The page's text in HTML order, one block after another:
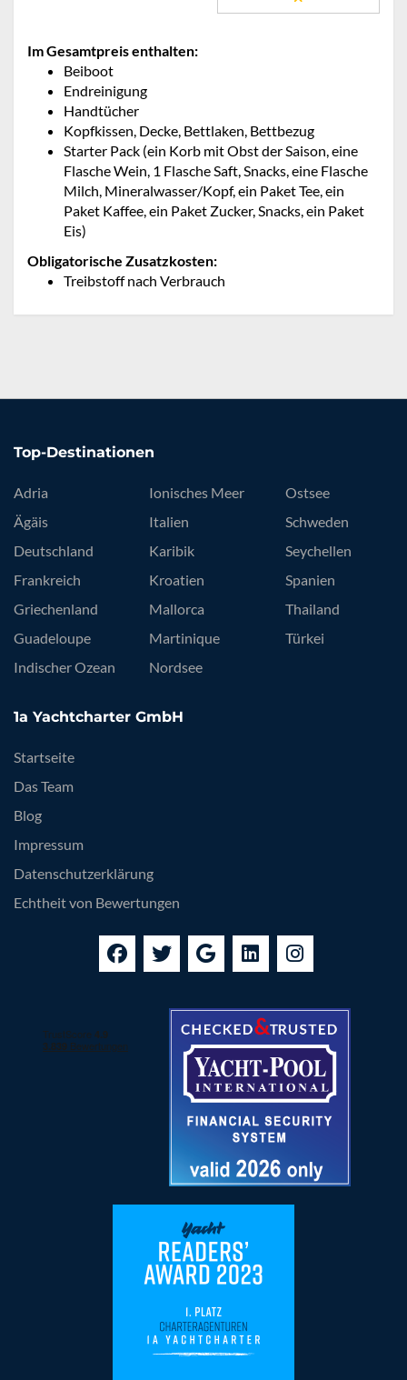
Im Gesamtpreis enthalten:
Beiboot
Endreinigung
Handtücher
Kopfkissen, Decke, Bettlaken, Bettbezug
Starter Pack (ein Korb mit Obst der Saison, eine
Flasche Wein, 1 Flasche Saft, Snacks, eine Flasche
Milch, Mineralwasser/Kopf, ein Paket Tee, ein
Paket Kaffee, ein Paket Zucker, Snacks, ein Paket
Eis)
Obligatorische Zusatzkosten:
Treibstoff nach Verbrauch
Top-Destinationen
Adria
Ägäis
Deutschland
Frankreich
Griechenland
Guadeloupe
Indischer Ozean
Ionisches Meer
Italien
Karibik
Kroatien
Mallorca
Martinique
Nordsee
Ostsee
Schweden
Seychellen
Spanien
Thailand
Türkei
1a Yachtcharter GmbH
Startseite
Das Team
Blog
Impressum
Datenschutzerklärung
Echtheit von Bewertungen